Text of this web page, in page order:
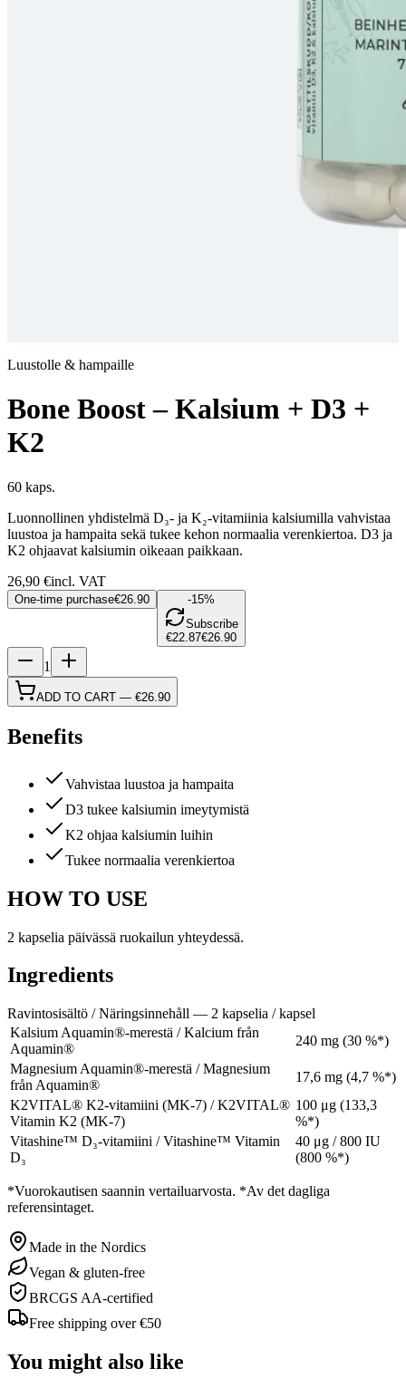
Luustolle & hampaille
Bone Boost – Kalsium + D3 +
K2
60 kaps.
Luonnollinen yhdistelmä D₃- ja K₂-vitamiinia kalsiumilla vahvistaa
luustoa ja hampaita sekä tukee kehon normaalia verenkiertoa. D3 ja
K2 ohjaavat kalsiumin oikeaan paikkaan.
26,90 €incl. VAT
One-time purchase€26.90
-15%
Subscribe
€22.87€26.90
1
ADD TO CART — €26.90
Benefits
Vahvistaa luustoa ja hampaita
D3 tukee kalsiumin imeytymistä
K2 ohjaa kalsiumin luihin
Tukee normaalia verenkiertoa
HOW TO USE
2 kapselia päivässä ruokailun yhteydessä.
Ingredients
Ravintosisältö / Näringsinnehåll — 2 kapselia / kapsel
Kalsium Aquamin®-merestä / Kalcium från
Aquamin®
240 mg (30 %*)
Magnesium Aquamin®-merestä / Magnesium
från Aquamin®
17,6 mg (4,7 %*)
K2VITAL® K2-vitamiini (MK-7) / K2VITAL®
Vitamin K2 (MK-7)
100 μg (133,3
%*)
Vitashine™ D₃-vitamiini / Vitashine™ Vitamin
D₃
40 μg / 800 IU
(800 %*)
*Vuorokautisen saannin vertailuarvosta. *Av det dagliga
referensintaget.
Made in the Nordics
Vegan & gluten-free
BRCGS AA-certified
Free shipping over €50
You might also like